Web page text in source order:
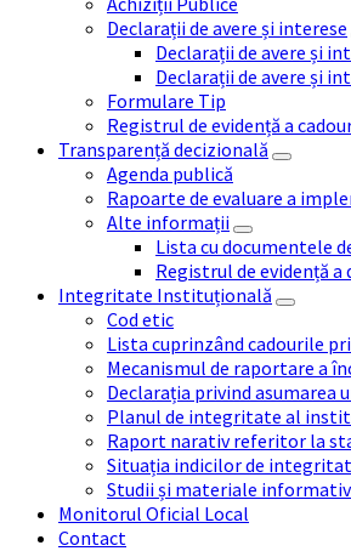
Declarații de avere și interese
Declarații de avere și
Declarații de avere și
Formulare Tip
Registrul de evidență a
Transparență decizională
Agenda publică
Rapoarte de evaluare a
Alte informații
Lista cu documentele
Registrul de evidență
Integritate Instituțională
Cod etic
Lista cuprinzând cadourile
Mecanismul de raportare a
Declarația privind asumarea
Planul de integritate al
Raport narativ referitor la
Situația indicilor de
Studii și materiale
Monitorul Oficial Local
Contact